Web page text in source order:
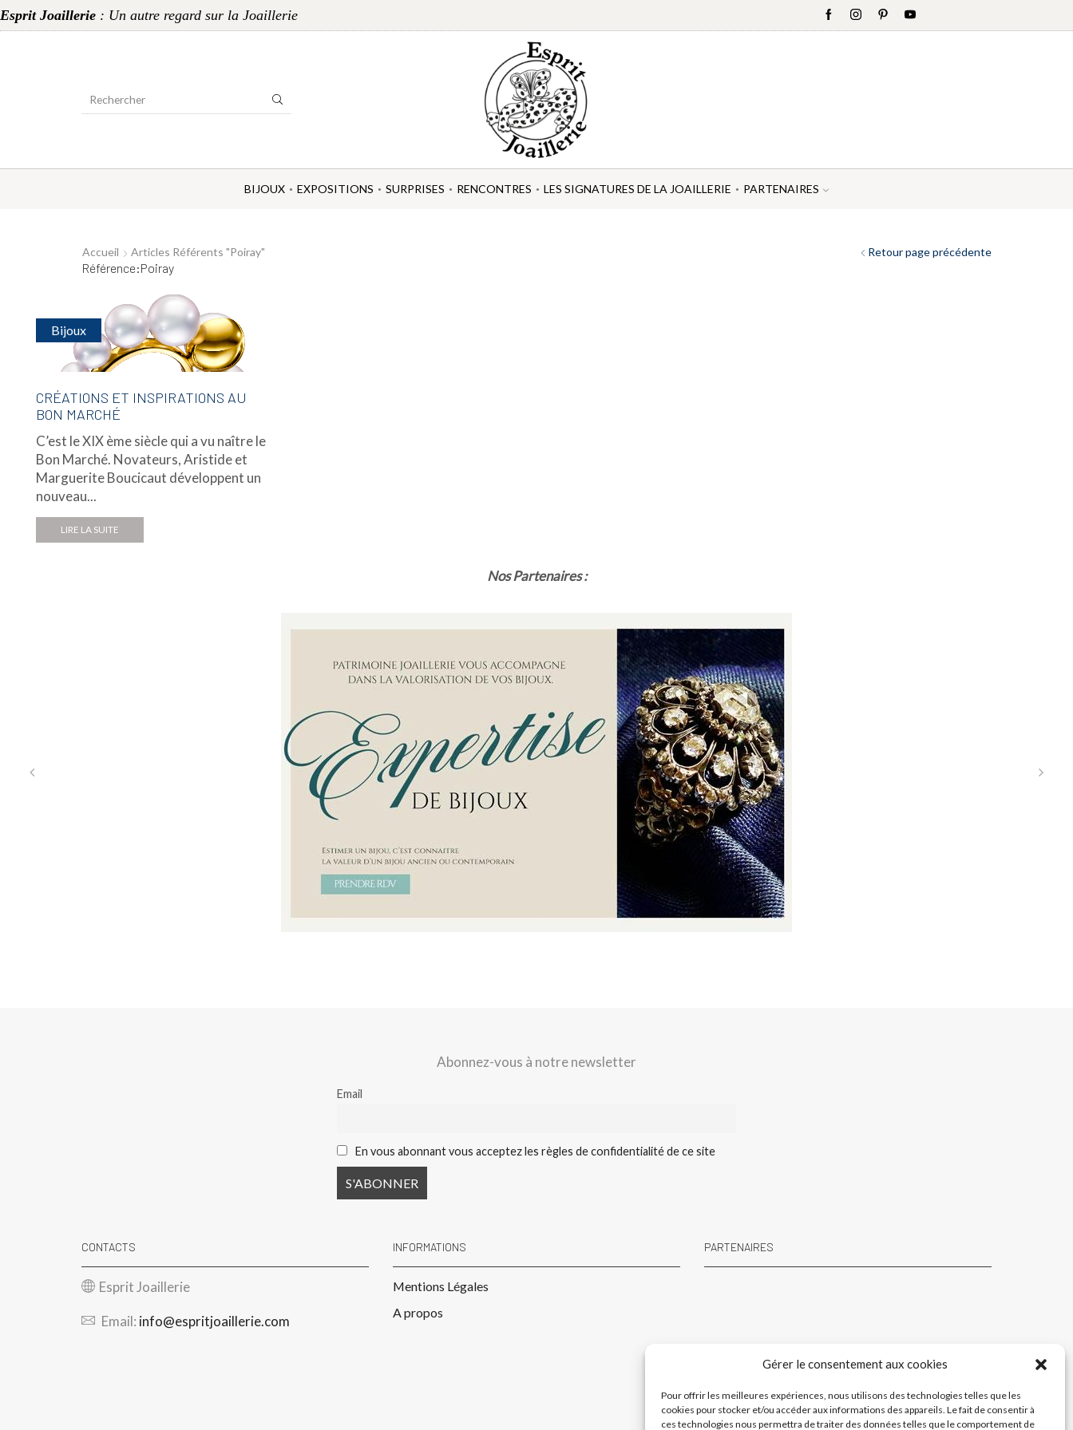
Gérer le consentement aux cookies
Pour offrir les meilleures expériences, nous utilisons des technologies telles que les
cookies pour stocker et/ou accéder aux informations des appareils. Le fait de consentir à
ces technologies nous permettra de traiter des données telles que le comportement de
Esprit Joaillerie : Un autre regard sur la Joaillerie
BIJOUX EXPOSITIONS SURPRISES RENCONTRES LES SIGNATURES DE LA JOAILLERIE PARTENAIRES
Retour page précédente
Accueil Articles Référents "Poiray"
Référence:Poiray
Bijoux
CRÉATIONS ET INSPIRATIONS AU
BON MARCHÉ
C’est le XIX ème siècle qui a vu naître le
Bon Marché. Novateurs, Aristide et
Marguerite Boucicaut développent un
nouveau...
LIRE LA SUITE
Nos Partenaires :
Abonnez-vous à notre newsletter
Email
En vous abonnant vous acceptez les règles de confidentialité de ce site
CONTACTS
Esprit Joaillerie
Email: info@espritjoaillerie.com
INFORMATIONS
Mentions Légales
A propos
PARTENAIRES